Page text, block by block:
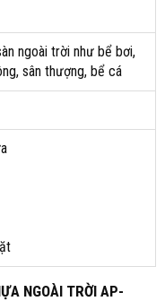
ngoài trời như bể bơi,
sân thượng, bể cá
NGOÀI TRỜI AP-